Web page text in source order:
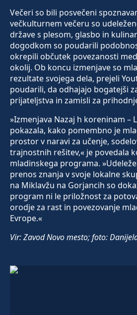
Večeri so bili posvečeni
večkulturnem večeru so
države s plesom, glasbo in
dogodkom so poudarili
okrepili občutek povezanosti
okolij. Ob koncu izmenjave so
rezultate svojega dela, prejeli
poudarili, da odhajajo bogatejši
prijateljstva in zamisli za
»Izmenjava Nazaj h koreninam –
pokazala, kako pomembno je
prostor v naravi za učenje,
trajnostnih rešitev,« je povedala
mladinskega programa.
prenos znanja v svoje lokalne
na Miklavžu na Gorjancih so
program ni le priložnost za
orodje za rast in povezovanje
Evrope.«
Vir: Zavod Novo mesto; foto: